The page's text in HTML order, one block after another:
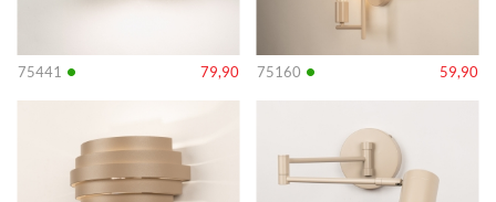
75441 • 79,90 75160 • 59,90
Info Info